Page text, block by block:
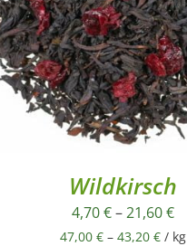
Wildkirsch
4,70€–21,60€
47,00 €– 43,20 €/ kg